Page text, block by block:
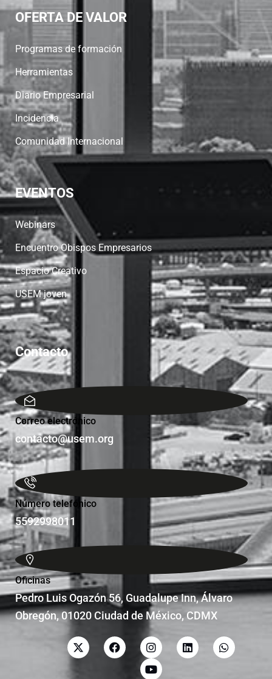
OFERTA DE VALOR
Programas de formación
Herramientas
Diario Empresarial
Incidencia
Comunidad Internacional
EVENTOS
Webinars
Encuentro Obispos Empresarios
Espacio Creativo
USEM joven
Contacto
Correo electrónico
contacto@usem.org
Número telefónico
5592998011
Oficinas
Pedro Luis Ogazón 56, Guadalupe Inn, Álvaro
Obregón, 01020 Ciudad de México, CDMX